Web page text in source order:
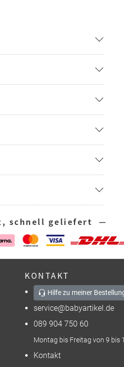
schnell geliefert —
KONTAKT
Hilfe zu meiner
service@babyartikel.de
089 904 750 60
Montag bis Freitag von 9 bis
Kontakt